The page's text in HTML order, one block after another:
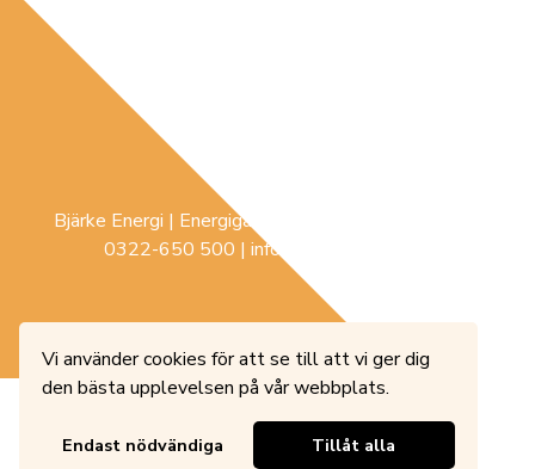
Bjärke Energi | Energigatan 3 |
0322-650 500 | info@bjerke-energi.se
Vi använder cookies för att se till att vi ger dig
den bästa upplevelsen på vår webbplats.
Endast nödvändiga Tillåt alla